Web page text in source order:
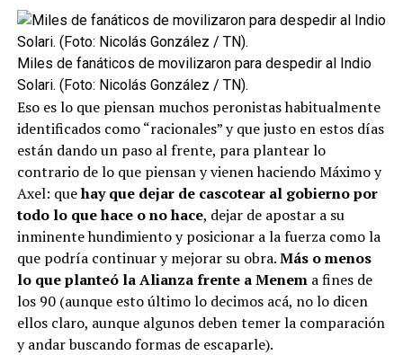
Miles de fanáticos de movilizaron para despedir al Indio
Solari. (Foto: Nicolás González / TN).
Eso es lo que piensan muchos peronistas habitualmente
identificados como “racionales” y que justo en estos días
están dando un paso al frente, para plantear lo
contrario de lo que piensan y vienen haciendo Máximo y
Axel: quehay que dejar de cascotear al gobierno por
todo lo que hace o no hace, dejar de apostar a su
inminente hundimiento y posicionar a la fuerza como la
que podría continuar y mejorar su obra.Más o menos
lo que planteó la Alianza frente a Menema fines de
los 90 (aunque esto último lo decimos acá, no lo dicen
ellos claro, aunque algunos deben temer la comparación
y andar buscando formas de escaparle).